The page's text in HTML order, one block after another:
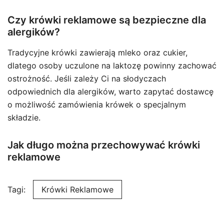
Czy krówki reklamowe są bezpieczne dla
alergików?
Tradycyjne krówki zawierają mleko oraz cukier,
dlatego osoby uczulone na laktozę powinny zachować
ostrożność. Jeśli zależy Ci na słodyczach
odpowiednich dla alergików, warto zapytać dostawcę
o możliwość zamówienia krówek o specjalnym
składzie.
Jak długo można przechowywać krówki
reklamowe
Tagi: Krówki Reklamowe